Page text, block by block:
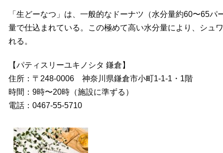
「生どーなつ」は、一般的なドーナツ（水分量約60〜65
量で仕込まれている。この極めて高い水分量により、シュ
れる。
【パティスリーユキノシタ 鎌倉】
住所：〒248-0006 神奈川県鎌倉市小町1-1-1・1階
時間：9時〜20時（施設に準ずる）
電話：0467-55-5710